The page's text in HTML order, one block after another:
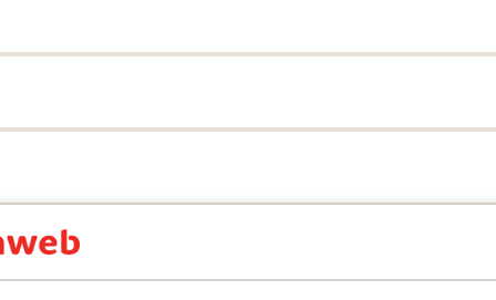
met ons product oprecht weergeven.